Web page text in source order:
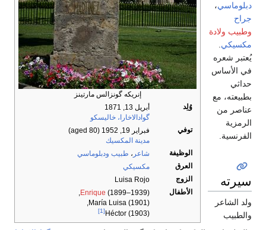
إنريكه گونزالس مارتينز
وُلِد
أبريل 13, 1871
گوادالاخارا، خاليسكو
توفي
فبراير 19, 1952
(aged 80)
مدينة المكسيك
الوظيفة
شاعر ، طبيب ودبلوماسي
العرق
مكسيكي
الزوج
Luisa Rojo
الأطفال
Enrique (1899–1939),
María Luisa (1901),
Héctor (1903)
[1]
دبلوماسي،
جراح
وطبيب ولادة
مكسيكي
يُعتبر شعره
في الأساس
حداثي
بطبيعته، مع
عناصر من
الرمزية
الفرنسية.
سيرته
ولد الشاعر
والطبيب